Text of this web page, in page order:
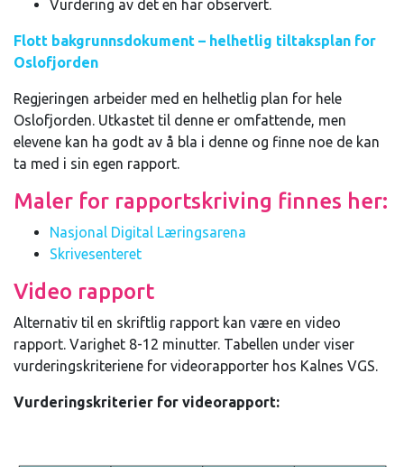
Vurdering av det en har observert.
Flott bakgrunnsdokument – helhetlig tiltaksplan for
Oslofjorden
Regjeringen arbeider med en helhetlig plan for hele
Oslofjorden. Utkastet til denne er omfattende, men
elevene kan ha godt av å bla i denne og finne noe de kan
ta med i sin egen rapport.
Maler for rapportskriving finnes her:
Nasjonal Digital Læringsarena
Skrivesenteret
Video rapport
Alternativ til en skriftlig rapport kan være en video
rapport. Varighet 8-12 minutter. Tabellen under viser
vurderingskriteriene for videorapporter hos Kalnes VGS.
Vurderingskriterier for videorapport: